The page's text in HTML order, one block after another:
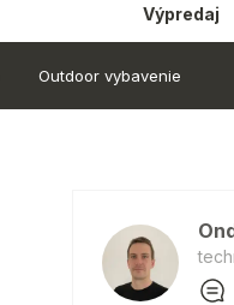
Výpredaj
Outdoor vybavenie